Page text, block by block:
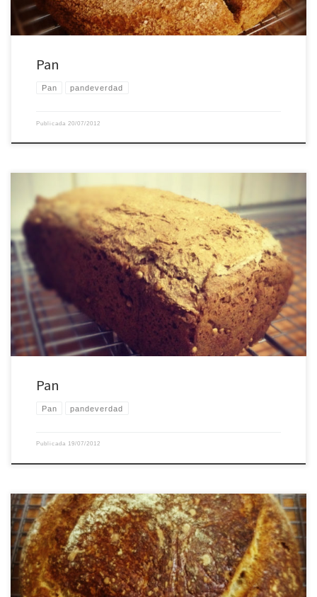
Pan
Pan pandeverdad
Publicada 20/07/2012
Pan
Pan
Pan pandeverdad
Publicada 19/07/2012
Pan